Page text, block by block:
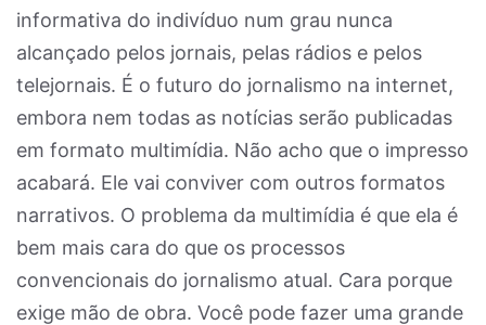
informativa do indivíduo num grau nunca
alcançado pelos jornais, pelas rádios e pelos
telejornais. É o futuro do jornalismo na internet,
embora nem todas as notícias serão publicadas
em formato multimídia. Não acho que o impresso
acabará. Ele vai conviver com outros formatos
narrativos. O problema da multimídia é que ela é
bem mais cara do que os processos
convencionais do jornalismo atual. Cara porque
exige mão de obra. Você pode fazer uma grande